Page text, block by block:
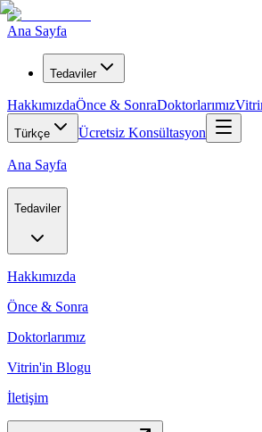
Ana Sayfa
Tedaviler
HakkımızdaÖnce & SonraDoktorlarımız
Türkçe Ücretsiz Konsültasyon
Ana Sayfa
Tedaviler
Hakkımızda
Önce & Sonra
Doktorlarımız
Vitrin'in Blogu
İletişim